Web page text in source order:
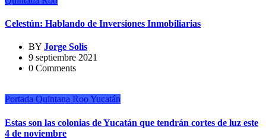
Celestún: Hablando de Inversiones Inmobiliarias
BY Jorge Solis
9 septiembre 2021
0 Comments
Portada Quintana RooYucatán
Estas son las colonias de Yucatán que tendrán cortes de luz este
4 de noviembre